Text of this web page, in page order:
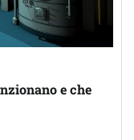
e che